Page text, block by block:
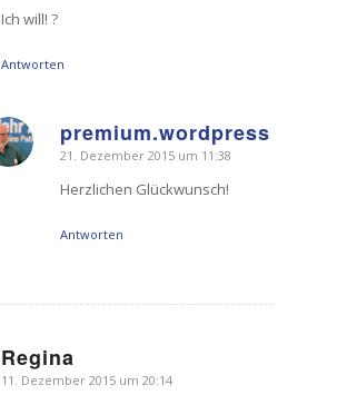
Ich will! ?
Antworten
premium.wordpress
sagte:
21. Dezember 2015 um 11:38
Herzlichen Glückwunsch!
Antworten
Regina
sagte:
11. Dezember 2015 um 20:14